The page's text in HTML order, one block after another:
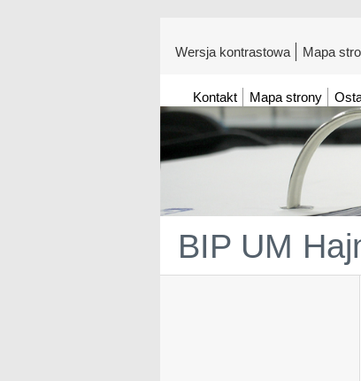
Wersja kontrastowa Mapa
Kontakt Mapa strony
BIP UM